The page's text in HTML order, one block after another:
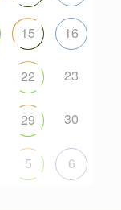
15 16
22 23
29 30
5 6